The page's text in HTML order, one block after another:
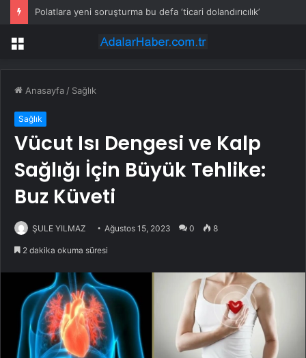
Polatlara yeni soruşturma bu defa ‘ticari dolandırıcılık’
Menü
Anasayfa / Sağlık
Sağlık
Vücut Isı Dengesi ve Kalp
Sağlığı İçin Büyük Tehlike:
Buz Küveti
ŞULE YILMAZ Ağustos 15, 2023 0 8
2 dakika okuma süresi